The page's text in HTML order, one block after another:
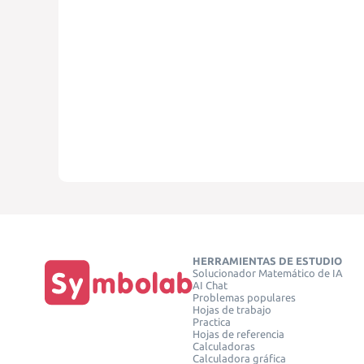
HERRAMIENTAS DE ESTUDIO
Solucionador Matemático de IA
AI Chat
Problemas populares
Hojas de trabajo
Practica
Hojas de referencia
Calculadoras
Calculadora gráfica